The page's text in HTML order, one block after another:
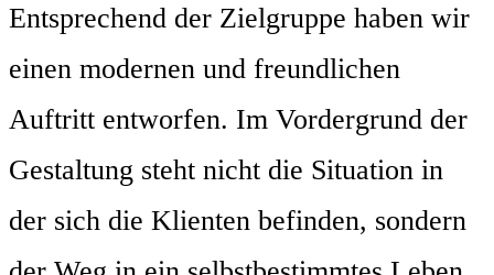
Entsprechend der Zielgruppe haben wir
einen modernen und freundlichen
Auftritt entworfen. Im Vordergrund der
Gestaltung steht nicht die Situation in
der sich die Klienten befinden, sondern